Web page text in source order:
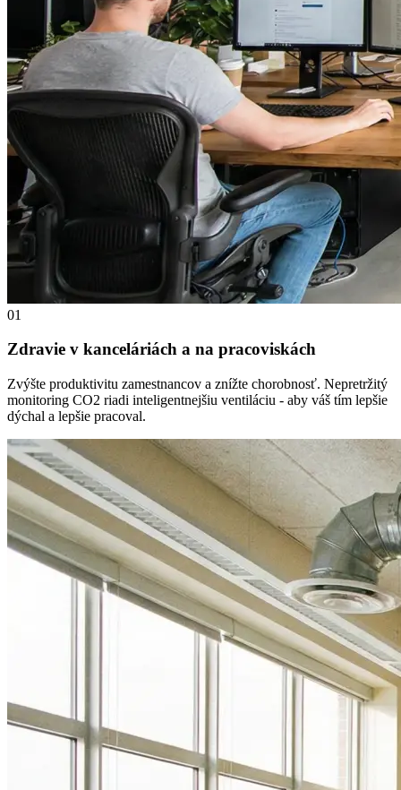
01
Zdravie v kanceláriách a na pracoviskách
Zvýšte produktivitu zamestnancov a znížte chorobnosť. Nepretržitý
monitoring CO2 riadi inteligentnejšiu ventiláciu - aby váš tím lepšie
dýchal a lepšie pracoval.